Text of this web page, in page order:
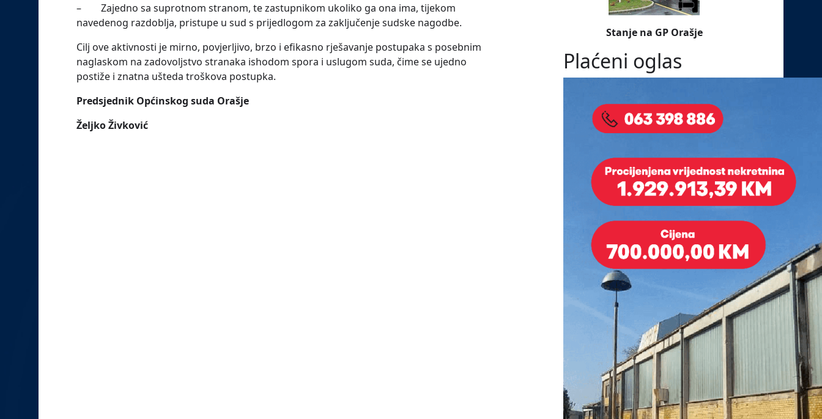
– Zajedno sa suprotnom stranom, te zastupnikom ukoliko ga ona ima, tijekom
navedenog razdoblja, pristupe u sud s prijedlogom za zaključenje sudske nagodbe.
Cilj ove aktivnosti je mirno, povjerljivo, brzo i efikasno rješavanje postupaka s posebnim
naglaskom na zadovoljstvo stranaka ishodom spora i uslugom suda, čime se ujedno
postiže i znatna ušteda troškova postupka.
Predsjednik Općinskog suda Orašje
Željko Živković
Stanje na GP Orašje
Plaćeni oglas